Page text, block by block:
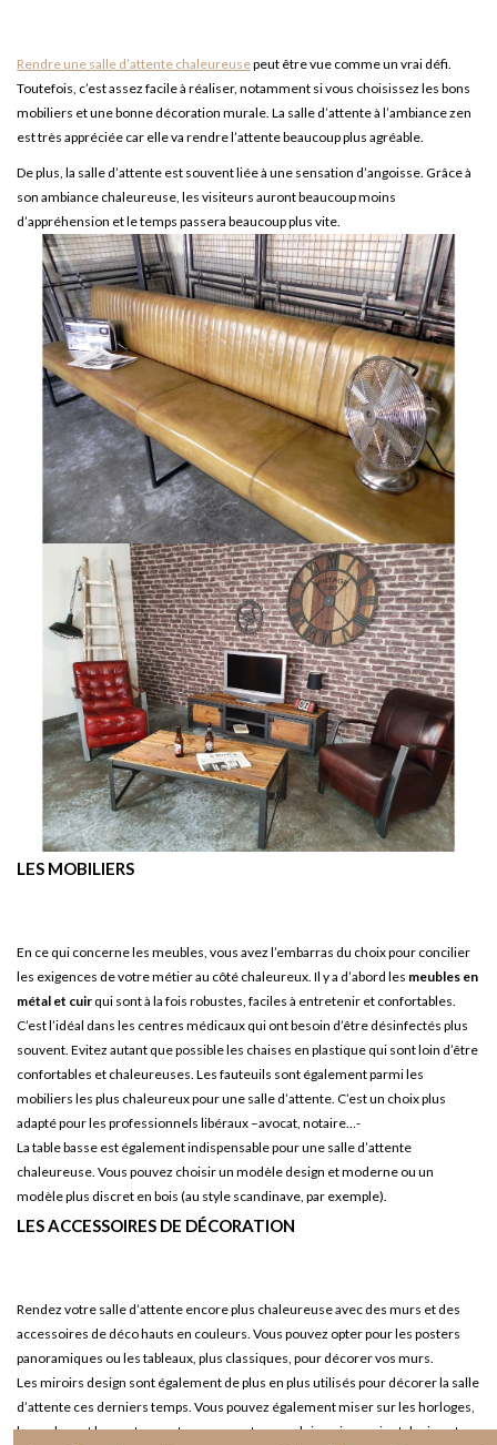
Rendre une salle d’attente chaleureusepeut être vue comme un vrai défi.
Toutefois, c’est assez facile à réaliser, notamment si vous choisissez les bons
mobiliers et une bonne décoration murale. La salle d’attente à l’ambiance zen
est très appréciée car elle va rendre l’attente beaucoup plus agréable.
De plus, la salle d’attente est souvent liée à une sensation d’angoisse. Grâce à
son ambiance chaleureuse, les visiteurs auront beaucoup moins
d’appréhension et le temps passera beaucoup plus vite.
LES MOBILIERS
En ce qui concerne les meubles, vous avez l’embarras du choix pour concilier
les exigences de votre métier au côté chaleureux. Il y a d’abord les meubles en
métal et cuir qui sont à la fois robustes, faciles à entretenir et confortables.
C’est l’idéal dans les centres médicaux qui ont besoin d’être désinfectés plus
souvent. Evitez autant que possible les chaises en plastique qui sont loin d’être
confortables et chaleureuses. Les fauteuils sont également parmi les
mobiliers les plus chaleureux pour une salle d’attente. C’est un choix plus
adapté pour les professionnels libéraux –avocat, notaire…-
La table basse est également indispensable pour une salle d’attente
chaleureuse. Vous pouvez choisir un modèle design et moderne ou un
modèle plus discret en bois (au style scandinave, par exemple).
LES ACCESSOIRES DE DÉCORATION
Rendez votre salle d’attente encore plus chaleureuse avec des murs et des
accessoires de déco hauts en couleurs. Vous pouvez opter pour les posters
panoramiques ou les tableaux, plus classiques, pour décorer vos murs.
Les miroirs design sont également de plus en plus utilisés pour décorer la salle
d’attente ces derniers temps. Vous pouvez également miser sur les horloges,
les cadres et les porte-manteaux ou porte-parapluie qui associent design et